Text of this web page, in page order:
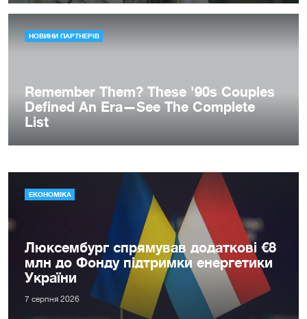
ЕКОНОМІКА
Люксембург спрямував додаткові €8
млн до Фонду підтримки енергетики
України
7 серпня 2026